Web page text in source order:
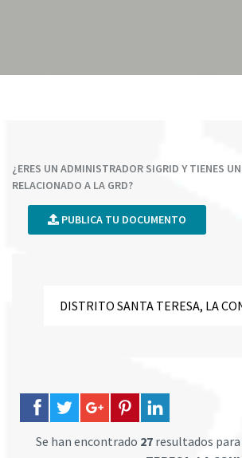
¿ERES UN ADMINISTRADOR SIGRID Y TIENES
RELACIONADO A LA GRD?
PUBLICA TU DOCUMENTO
Se han encontrado 27 resultados para